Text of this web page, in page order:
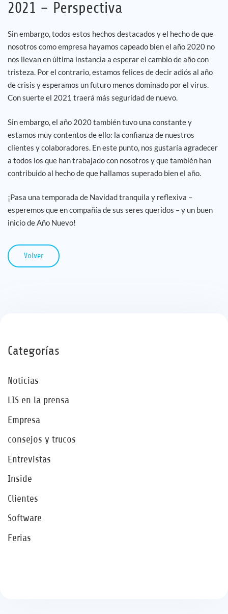
2021 – Perspectiva
Sin embargo, todos estos hechos destacados y el hecho de que
nosotros como empresa hayamos capeado bien el año 2020 no
nos llevan en última instancia a esperar el cambio de año con
tristeza. Por el contrario, estamos felices de decir adiós al año
de crisis y esperamos un futuro menos dominado por el virus.
Con suerte el 2021 traerá más seguridad de nuevo.
Sin embargo, el año 2020 también tuvo una constante y
estamos muy contentos de ello: la confianza de nuestros
clientes y colaboradores. En este punto, nos gustaría agradecer
a todos los que han trabajado con nosotros y que también han
contribuido al hecho de que hallamos superado bien el año.
¡Pasa una temporada de Navidad tranquila y reflexiva –
esperemos que en compañía de sus seres queridos – y un buen
inicio de Año Nuevo!
Volver
Categorías
Noticias
LIS en la prensa
Empresa
consejos y trucos
Entrevistas
Inside
Clientes
Software
Ferias